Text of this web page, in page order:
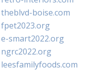
theblvd-boise.com
fpet2023.org
e-smart2022.org
ngrc2022.org
leesfamilyfoods.com